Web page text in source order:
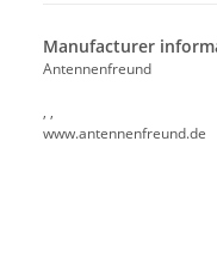
Manufacturer
Antennenfreund
, ,
www.antennenfreund.de